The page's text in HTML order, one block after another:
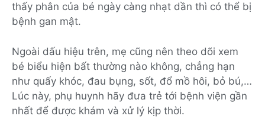
thấy phân của bé ngày càng nhạt dần thì có thể bị
bệnh gan mật.
Ngoài dấu hiệu trên, mẹ cũng nên theo dõi xem
bé biểu hiện bất thường nào không, chẳng hạn
như quấy khóc, đau bụng, sốt, đổ mồ hôi, bỏ bú,…
Lúc này, phụ huynh hãy đưa trẻ tới bệnh viện gần
nhất để được khám và xử lý kịp thời.